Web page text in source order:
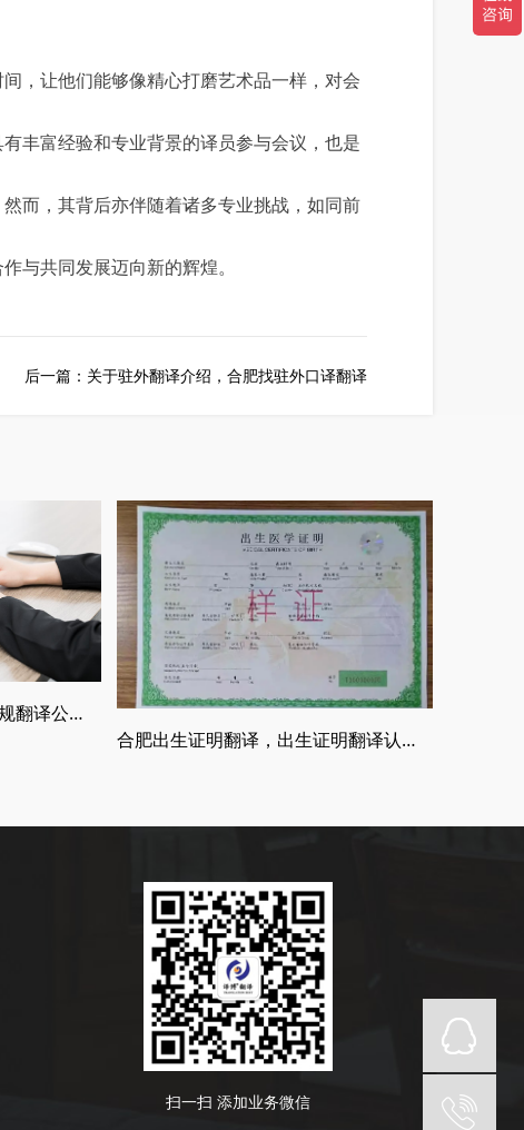
，让他们能够像精心打磨艺术品一样，对会
丰富经验和专业背景的译员参与会议，也是
而，其背后亦伴随着诸多专业挑战，如同前
与共同发展迈向新的辉煌。
后一篇： 关于驻外翻译介绍，合肥找驻外口译翻译
什么是权威的翻译公司，正规翻译公司介绍
合肥出生证明翻译，出生证明翻译认证流程
扫一扫 添加业务微信